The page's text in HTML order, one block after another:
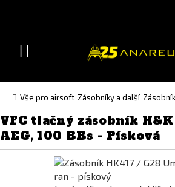
version(Slovak)
Toggle
Vše pro airsoft Zásobníky a další
VFC tlačný zásobník
AEG, 100 BBs - Písková